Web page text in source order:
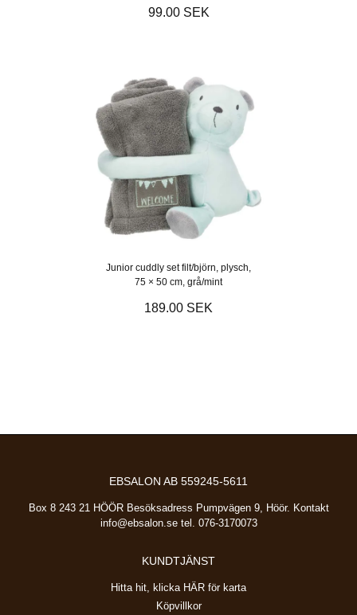
99.00 SEK
Junior cuddly set filt/björn, plysch,
75 × 50 cm, grå/mint
189.00 SEK
EBSALON AB 559245-5611
Box 8 243 21 HÖÖR Besöksadress Pumpvägen 9, Höör. Kontakt
info@ebsalon.setel. 076-3170073
KUNDTJÄNST
Hitta hit, klicka HÄR för karta
Köpvillkor